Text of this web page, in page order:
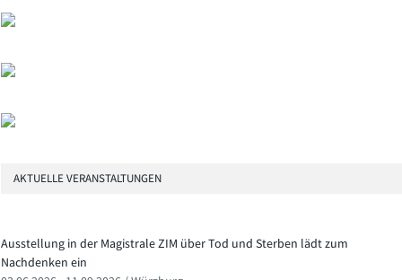
AKTUELLE VERANSTALTUNGEN
Ausstellung in der Magistrale ZIM über Tod und Sterben lädt zum
Nachdenken ein